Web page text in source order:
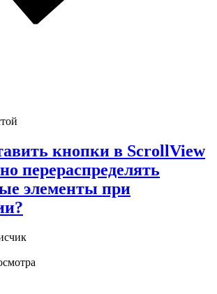
кнопки в ScrollView
перераспределять
элементы при